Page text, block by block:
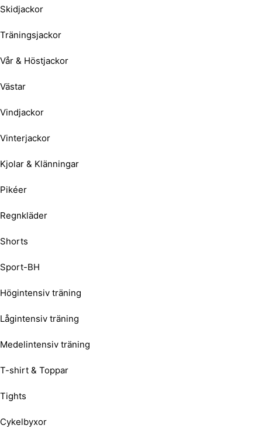
Skidjackor
Träningsjackor
Vår & Höstjackor
Västar
Vindjackor
Vinterjackor
Kjolar & Klänningar
Pikéer
Regnkläder
Shorts
Sport-BH
Högintensiv träning
Lågintensiv träning
Medelintensiv träning
T-shirt & Toppar
Tights
Cykelbyxor